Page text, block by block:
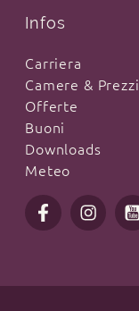
Infos
Carriera
Camere & Prezzi
Offerte
Buoni
Downloads
Meteo